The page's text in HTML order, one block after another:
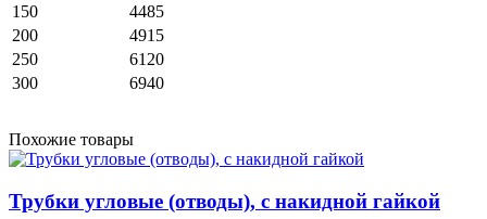
150
4485
200
4915
250
6120
300
6940
Похожие товары
Трубки угловые (отводы), с накидной гайкой